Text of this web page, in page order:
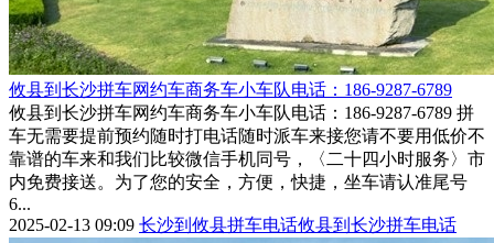
攸县到长沙拼车网约车商务车小车队电话：186-9287-6789
攸县到长沙拼车网约车商务车小车队电话：186-9287-6789 拼
车无需要提前预约随时打电话随时派车来接您请不要用低价不
靠谱的车来和我们比较微信手机同号，〈二十四小时服务〉市
内免费接送。为了您的安全，方便，快捷，坐车请认准尾号
6...
2025-02-13 09:09 长沙到攸县拼车电话攸县到长沙拼车电话